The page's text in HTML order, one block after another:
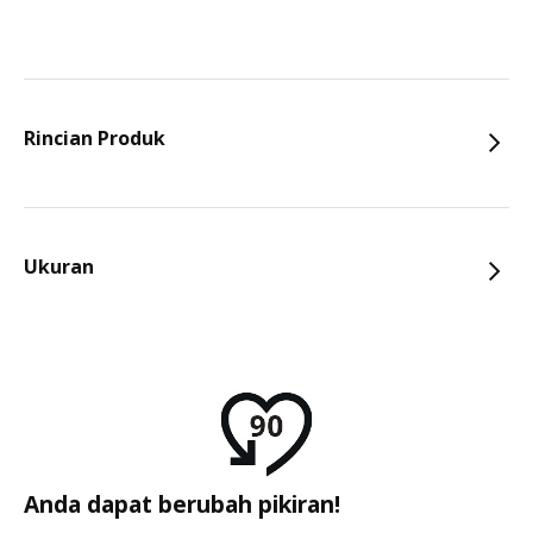
Rincian Produk
Ukuran
Anda dapat berubah pikiran!